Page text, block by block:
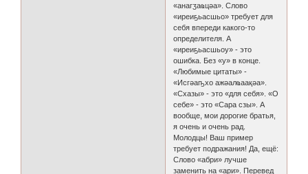
«анагӡаҩцәа». Слово
«иреиҕьасшьо» требует для
себя впереди какого-то
определителя. А
«иреиҕьасшьоу» - это
ошибка. Без «у» в конце.
«Любимые цитаты» -
«Исгәаҧхо ажәалҩаақәа».
«Схазы» - это «для себя». «О
себе» - это «Сара сзы». А
вообще, мои дорогие братья,
я очень и очень рад.
Молодцы! Ваш пример
требует подражания! Да, ещё:
Слово «абри» лучше
заменить на «ари». Перевед